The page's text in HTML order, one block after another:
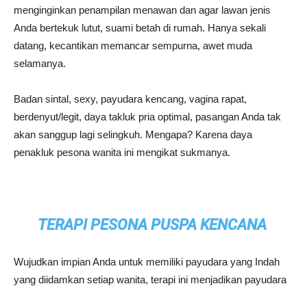
menginginkan penampilan menawan dan agar lawan jenis
Anda bertekuk lutut, suami betah di rumah. Hanya sekali
datang, kecantikan memancar sempurna, awet muda
selamanya.
Badan sintal, sexy, payudara kencang, vagina rapat,
berdenyut/legit, daya takluk pria optimal, pasangan Anda tak
akan sanggup lagi selingkuh. Mengapa? Karena daya
penakluk pesona wanita ini mengikat sukmanya.
TERAPI PESONA PUSPA KENCANA
Wujudkan impian Anda untuk memiliki payudara yang Indah
yang diidamkan setiap wanita, terapi ini menjadikan payudara